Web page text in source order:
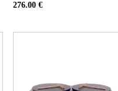
276.00 €